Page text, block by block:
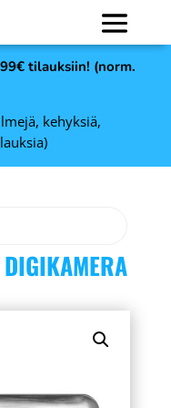
tilauksiin! (norm.
kehyksiä,